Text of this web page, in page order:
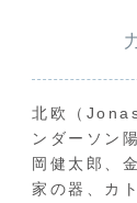
北欧（
ンダーソン
岡健太郎、
家の器、カ